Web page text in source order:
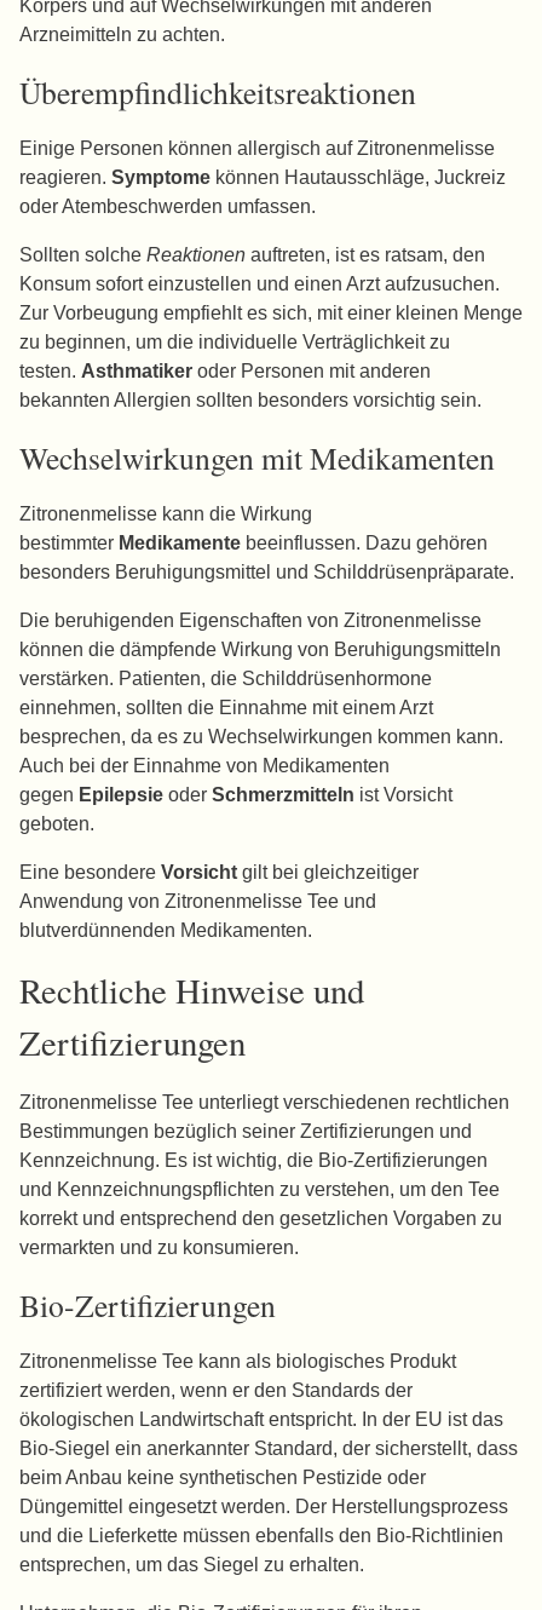
Körpers und auf Wechselwirkungen mit anderen
Arzneimitteln zu achten.
Überempfindlichkeitsreaktionen
Einige Personen können allergisch auf Zitronenmelisse
reagieren. Symptome können Hautausschläge, Juckreiz
oder Atembeschwerden umfassen.
Sollten solche Reaktionen auftreten, ist es ratsam, den
Konsum sofort einzustellen und einen Arzt aufzusuchen.
Zur Vorbeugung empfiehlt es sich, mit einer kleinen Menge
zu beginnen, um die individuelle Verträglichkeit zu
testen. Asthmatiker oder Personen mit anderen
bekannten Allergien sollten besonders vorsichtig sein.
Wechselwirkungen mit Medikamenten
Zitronenmelisse kann die Wirkung
bestimmter Medikamente beeinflussen. Dazu gehören
besonders Beruhigungsmittel und Schilddrüsenpräparate.
Die beruhigenden Eigenschaften von Zitronenmelisse
können die dämpfende Wirkung von Beruhigungsmitteln
verstärken. Patienten, die Schilddrüsenhormone
einnehmen, sollten die Einnahme mit einem Arzt
besprechen, da es zu Wechselwirkungen kommen kann.
Auch bei der Einnahme von Medikamenten
gegen Epilepsie oder Schmerzmitteln ist Vorsicht
geboten.
Eine besondere Vorsicht gilt bei gleichzeitiger
Anwendung von Zitronenmelisse Tee und
blutverdünnenden Medikamenten.
Rechtliche Hinweise und
Zertifizierungen
Zitronenmelisse Tee unterliegt verschiedenen rechtlichen
Bestimmungen bezüglich seiner Zertifizierungen und
Kennzeichnung. Es ist wichtig, die Bio-Zertifizierungen
und Kennzeichnungspflichten zu verstehen, um den Tee
korrekt und entsprechend den gesetzlichen Vorgaben zu
vermarkten und zu konsumieren.
Bio-Zertifizierungen
Zitronenmelisse Tee kann als biologisches Produkt
zertifiziert werden, wenn er den Standards der
ökologischen Landwirtschaft entspricht. In der EU ist das
Bio-Siegel ein anerkannter Standard, der sicherstellt, dass
beim Anbau keine synthetischen Pestizide oder
Düngemittel eingesetzt werden. Der Herstellungsprozess
und die Lieferkette müssen ebenfalls den Bio-Richtlinien
entsprechen, um das Siegel zu erhalten.